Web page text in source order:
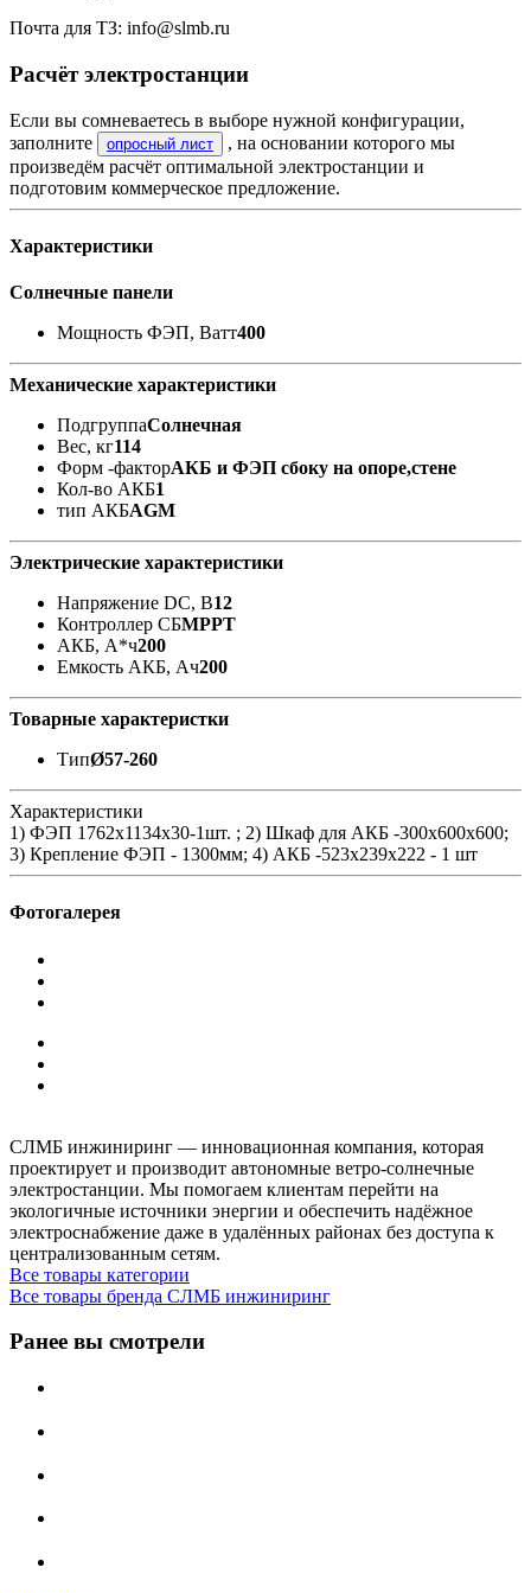
Почта для ТЗ: info@slmb.ru
Расчёт электростанции
Если вы сомневаетесь в выборе нужной конфигурации,
заполните
опросный лист
, на основании которого мы
произведём расчёт оптимальной электростанции и
подготовим коммерческое предложение.
Характеристики
Солнечные панели
Мощность ФЭП, Ватт400
Механические характеристики
ПодгруппаСолнечная
Вес, кг114
Форм -факторАКБ и ФЭП сбоку на опоре,стене
Кол-во АКБ1
тип АКБAGM
Электрические характеристики
Напряжение DC, В12
Контроллер СБMPPT
АКБ, А*ч200
Емкость АКБ, Ач200
Товарные характеристки
ТипØ57-260
Характеристики
1) ФЭП 1762х1134x30-1шт. ; 2) Шкаф для АКБ -300х600х600;
3) Крепление ФЭП - 1300мм; 4) АКБ -523x239x222 - 1 шт
Фотогалерея
СЛМБ инжиниринг — инновационная компания, которая
проектирует и производит автономные ветро‑солнечные
электростанции. Мы помогаем клиентам перейти на
экологичные источники энергии и обеспечить надёжное
электроснабжение даже в удалённых районах без доступа к
централизованным сетям.
Все товары категории
Все товары бренда СЛМБ инжиниринг
Ранее вы смотрели